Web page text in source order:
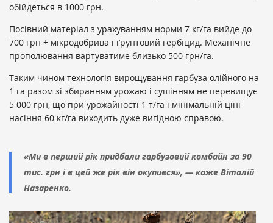
обійдеться в 1000 грн.
Посівний матеріал з урахуванням норми 7 кг/га вийде до
700 грн + мікродобрива і ґрунтовий гербіцид. Механічне
прополювання вартуватиме близько 500 грн/га.
Таким чином технологія вирощування гарбуза олійного на
1 га разом зі збиранням урожаю і сушінням не перевищує
5 000 грн, що при урожайності 1 т/га і мінімальній ціні
насіння 60 кг/га виходить дуже вигідною справою.
«Ми в перший рік придбали гарбузовий комбайн за 90
тис. грн і в цей же рік він окупився», — каже Віталій
Назаренко.